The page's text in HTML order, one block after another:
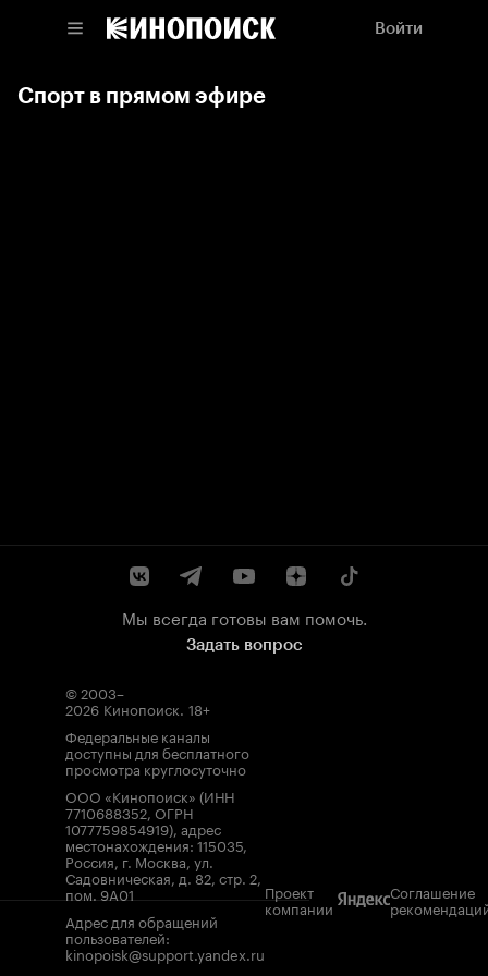
Войти
Спорт в прямом эфире
Мы всегда готовы вам помочь.
Задать вопрос
© 2003–
2026 Кинопоиск. 18+
Федеральные каналы
доступны для бесплатного
просмотра круглосуточно
ООО «Кинопоиск» (ИНН
7710688352, ОГРН
1077759854919), адрес
местонахождения: 115035,
Россия, г. Москва, ул.
Садовническая, д. 82, стр. 2,
пом. 9А01
Адрес для обращений
пользователей:
kinopoisk@support.yandex.ru
Проект
компании
Соглашение